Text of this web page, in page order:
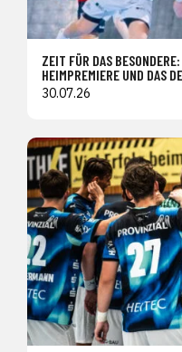
ZEIT FÜR DAS
HEIMPREMIERE UND DAS
30.07.26